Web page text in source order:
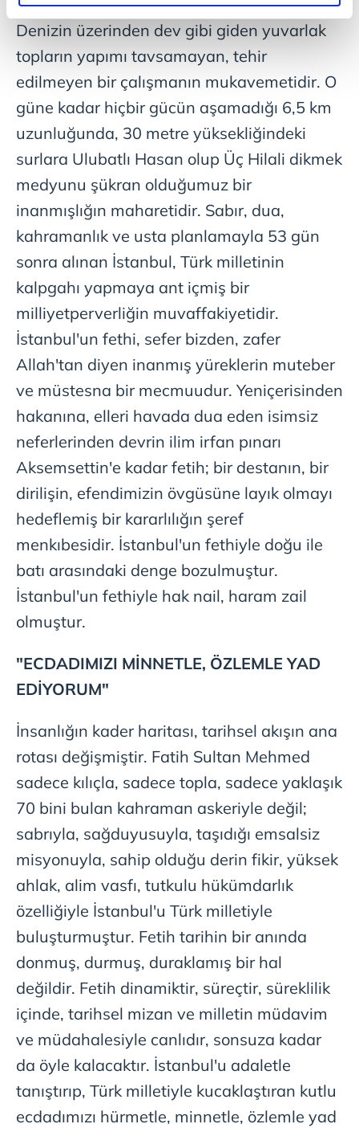
elimizden gelen çabayı gösterdiğimizi ve bu noktada,
reklamların maliyetlerimizi karşılamak noktasında tek gelir
kalemimiz olduğunu sizlere hatırlatmak isteriz.
Her halükârda, kullanıcılar, bu çerezlere izin vermedikleri
takdirde, kullanıcılara hedefli reklamlar
gösterilmeyecektir."
Sizlere daha iyi bir hizmet sunabilmek için İnternet
Sitemizde kendimize ve üçüncü kişilere ait çerezler
kullanılmaktadır. Bu çerezler vasıtasıyla çeşitli kişisel
verileriniz işlenmekte olup gerekli olan çerezler bilgi
toplumu hizmetlerinin sunulması amacıyla
kullanılmaktadır. Diğer çerezler, sitemizin daha işlevsel
kılınması ve kişiselleştirilmesi ve sizlere yönelik
reklam/pazarlama faaliyetlerinin yapılması, amaçlarıyla
sınırlı olarak açık rızanız dahilinde kullanılacaktır.
Çerezlere ilişkin tercihlerinizi aşağıda yer alan panel
vasıtasıyla belirleyebilirsiniz. Çerezlere ilişkin detaylı bilgi
için Ayarlar butonuna tıklayabilir, Çerez Bilgilendirme
Metnimizi
ziyaret edebilirsiniz.
6698 sayılı Kişisel Verilerin Korunması Kanunu uyarınca
hazırlanmış Aydınlatma Metnimizi okumak ve sitemizde
ilgili mevzuata uygun olarak kullanılan çerezlerle ilgili bilgi
almak için lütfen
vizyonun tecelli etmiş muhayyilesidir.
Denizin üzerinden dev gibi giden yuvarlak
topların yapımı tavsamayan, tehir
edilmeyen bir çalışmanın mukavemetidir. O
güne kadar hiçbir gücün aşamadığı 6,5 km
uzunluğunda, 30 metre yüksekliğindeki
surlara Ulubatlı Hasan olup Üç Hilali dikmek
medyunu şükran olduğumuz bir
inanmışlığın maharetidir. Sabır, dua,
kahramanlık ve usta planlamayla 53 gün
sonra alınan İstanbul, Türk milletinin
kalpgahı yapmaya ant içmiş bir
milliyetperverliğin muvaffakiyetidir.
İstanbul'un fethi, sefer bizden, zafer
Allah'tan diyen inanmış yüreklerin muteber
ve müstesna bir mecmuudur. Yeniçerisinden
hakanına, elleri havada dua eden isimsiz
neferlerinden devrin ilim irfan pınarı
Aksemsettin'e kadar fetih; bir destanın, bir
dirilişin, efendimizin övgüsüne layık olmayı
hedeflemiş bir kararlılığın şeref
menkıbesidir. İstanbul'un fethiyle doğu ile
batı arasındaki denge bozulmuştur.
İstanbul'un fethiyle hak nail, haram zail
olmuştur.
"ECDADIMIZI MİNNETLE, ÖZLEMLE YAD
EDİYORUM"
İnsanlığın kader haritası, tarihsel akışın ana
rotası değişmiştir. Fatih Sultan Mehmed
sadece kılıçla, sadece topla, sadece yaklaşık
70 bini bulan kahraman askeriyle değil;
sabrıyla, sağduyusuyla, taşıdığı emsalsiz
misyonuyla, sahip olduğu derin fikir, yüksek
ahlak, alim vasfı, tutkulu hükümdarlık
özelliğiyle İstanbul'u Türk milletiyle
buluşturmuştur. Fetih tarihin bir anında
donmuş, durmuş, duraklamış bir hal
değildir. Fetih dinamiktir, süreçtir, süreklilik
içinde, tarihsel mizan ve milletin müdavim
ve müdahalesiyle canlıdır, sonsuza kadar
da öyle kalacaktır. İstanbul'u adaletle
tanıştırıp, Türk milletiyle kucaklaştıran kutlu
ecdadımızı hürmetle, minnetle, özlemle yad